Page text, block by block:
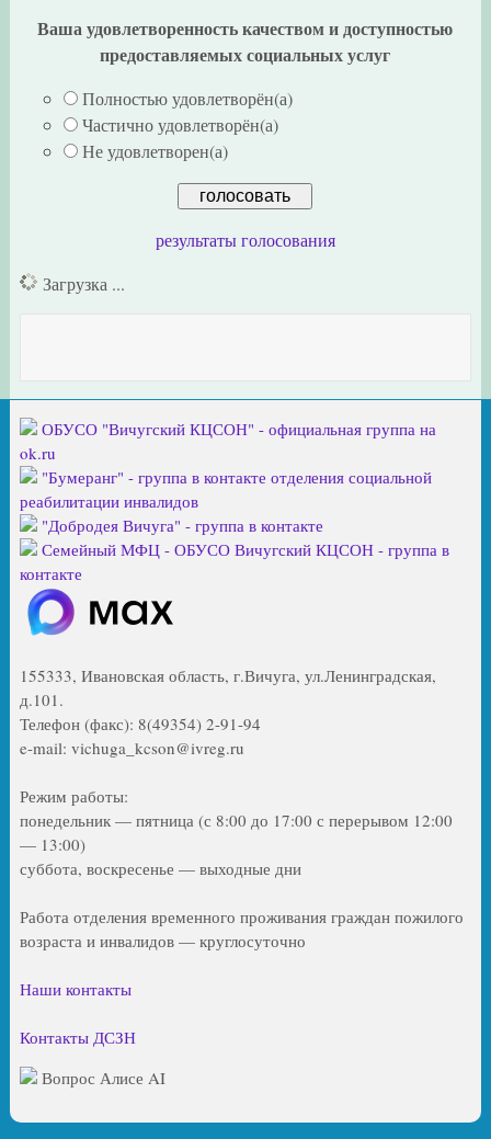
Ваша удовлетворенность качеством и доступностью
предоставляемых социальных услуг
Полностью удовлетворён(а)
Частично удовлетворён(а)
Не удовлетворен(а)
результаты голосования
Загрузка ...
ОБУСО "Вичугский КЦСОН" - официальная группа на
ok.ru
"Бумеранг" - группа в контакте отделения социальной
реабилитации инвалидов
"Добродея Вичуга" - группа в контакте
Семейный МФЦ - ОБУСО Вичугский КЦСОН - группа в
контакте
155333, Ивановская область, г.Вичуга, ул.Ленинградская,
д.101.
Телефон (факс): 8(49354) 2-91-94
e-mail: vichuga_kcson@ivreg.ru
Режим работы:
понедельник — пятница (с 8:00 до 17:00 с перерывом 12:00
— 13:00)
суббота, воскресенье — выходные дни
Работа отделения временного проживания граждан пожилого
возраста и инвалидов — круглосуточно
Наши контакты
Контакты ДСЗН
Вопрос Алисе AI